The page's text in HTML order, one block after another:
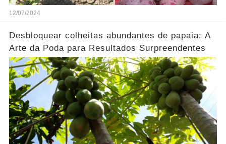
12/07/2024
Desbloquear colheitas abundantes de papaia: A
Arte da Poda para Resultados Surpreendentes